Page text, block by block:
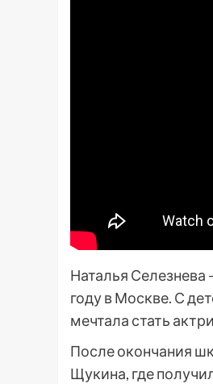
Наталья Селезнева
году в Москве. С
мечтала стать
После окончания
Щукина, где